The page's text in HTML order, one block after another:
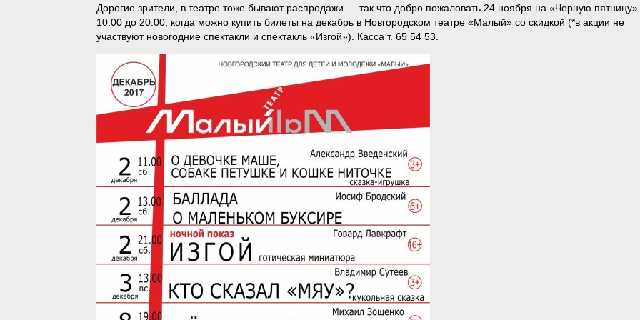
Дорогие зрители, в театре тоже бывают распродажи — так что добро пожаловать 24 ноября на «Черную пятницу»
10.00 до 20.00, когда можно купить билеты на декабрь в Новгородском театре «Малый» со скидкой (*в акции не
участвуют новогодние спектакли и спектакль «Изгой»). Касса т. 65 54 53.